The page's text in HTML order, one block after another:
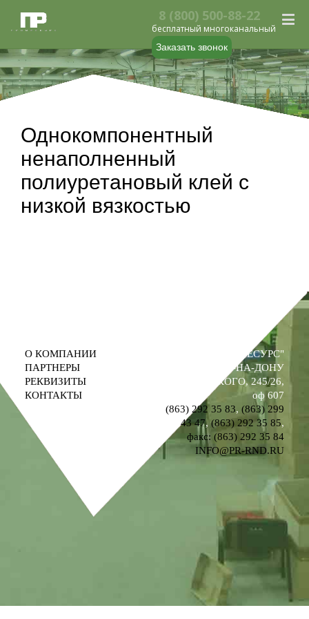
Заказать звонок
8 (800) 500-88-22
бесплатный многоканальный
Однокомпонентный
ненаполненный
полиуретановый клей с
низкой вязкостью
О КОМПАНИИ
ПАРТНЕРЫ
РЕКВИЗИТЫ
КОНТАКТЫ
ООО "ПРОМРЕСУРС"
РОСТОВ-НА-ДОНУ
УЛ. М. ГОРЬКОГО, 245/26,
оф 607
(863) 292 35 83,(863) 299
43 47,(863) 292 35 85,
факс: (863) 292 35 84
INFO@PR-RND.RU